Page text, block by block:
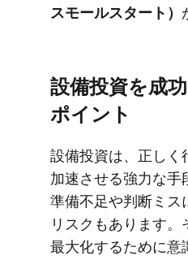
スモールスタート）
設備投資を​成
ポイント
設備投資は、​正しく​
加速させる​強力な​手
準備不足や​判断ミス
リスクも​あります
最大化する​ために​意